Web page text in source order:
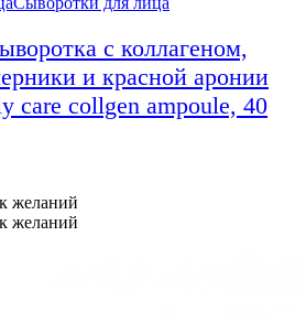
с коллагеном,
и красной аронии
care collgen ampoule, 40
желаний
желаний